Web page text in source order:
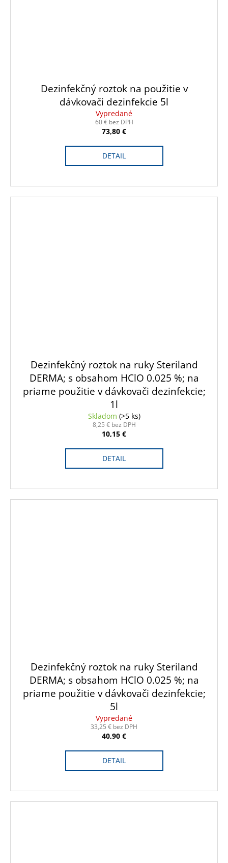
Dezinfekčný roztok na použitie v
dávkovači dezinfekcie 5l
Vypredané
60 € bez DPH
73,80 €
DETAIL
Dezinfekčný roztok na ruky Steriland
DERMA; s obsahom HClO 0.025 %; na
priame použitie v dávkovači dezinfekcie;
1l
Skladom (>5 ks)
8,25 € bez DPH
10,15 €
DETAIL
Dezinfekčný roztok na ruky Steriland
DERMA; s obsahom HClO 0.025 %; na
priame použitie v dávkovači dezinfekcie;
5l
Vypredané
33,25 € bez DPH
40,90 €
DETAIL